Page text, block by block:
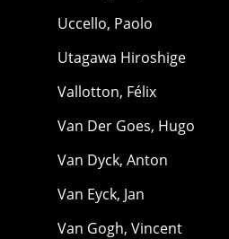
Uccello, Paolo
Utagawa Hiroshige
Vallotton, Félix
Van Der Goes, Hugo
Van Dyck, Anton
Van Eyck, Jan
Van Gogh, Vincent